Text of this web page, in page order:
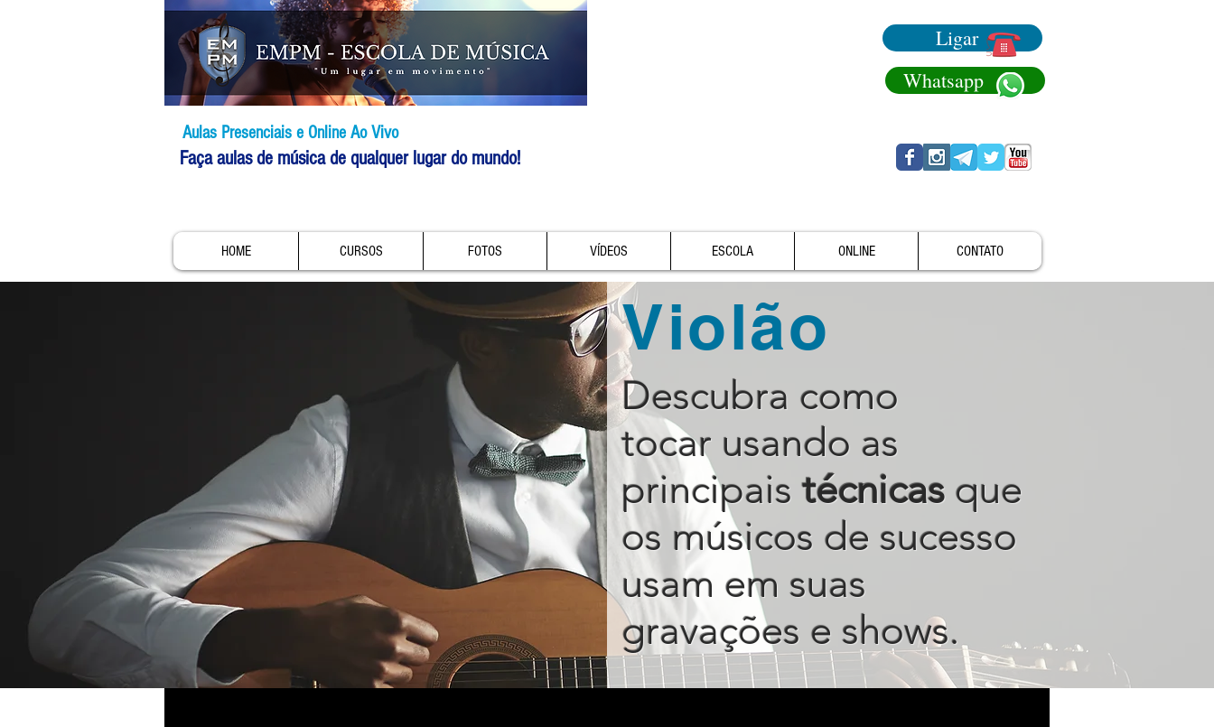
Ligar
Whatsapp
Aulas Presenciais e Online Ao Vivo
Faça aulas de música de qualquer lugar do mundo!
HOME CURSOS FOTOS VÍDEOS ESCOLA ONLINE CONTATO
Violão
Descubra como
tocar usando as
principaistécnicas que
os músicos de sucesso
usam em suas
gravações e shows.